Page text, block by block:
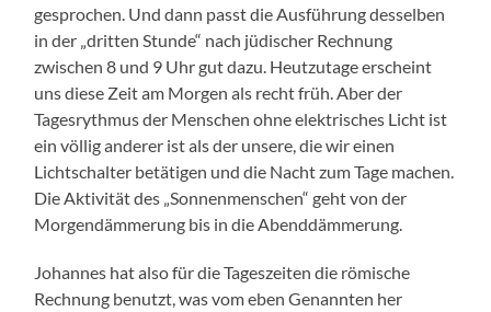
gesprochen. Und dann passt die Ausführung desselben
in der „dritten Stunde“ nach jüdischer Rechnung
zwischen 8 und 9 Uhr gut dazu. Heutzutage erscheint
uns diese Zeit am Morgen als recht früh. Aber der
Tagesrythmus der Menschen ohne elektrisches Licht ist
ein völlig anderer ist als der unsere, die wir einen
Lichtschalter betätigen und die Nacht zum Tage machen.
Die Aktivität des „Sonnenmenschen“ geht von der
Morgendämmerung bis in die Abenddämmerung.
Johannes hat also für die Tageszeiten die römische
Rechnung benutzt, was vom eben Genannten her